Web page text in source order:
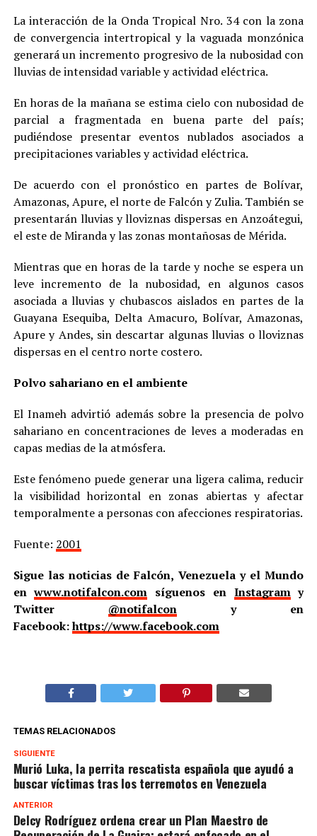
La interacción de la Onda Tropical Nro. 34 con la zona
de convergencia intertropical y la vaguada monzónica
generará un incremento progresivo de la nubosidad con
lluvias de intensidad variable y actividad eléctrica.
En horas de la mañana se estima cielo con nubosidad de
parcial a fragmentada en buena parte del país;
pudiéndose presentar eventos nublados asociados a
precipitaciones variables y actividad eléctrica.
De acuerdo con el pronóstico en partes de Bolívar,
Amazonas, Apure, el norte de Falcón y Zulia. También se
presentarán lluvias y lloviznas dispersas en Anzoátegui,
el este de Miranda y las zonas montañosas de Mérida.
Mientras que en horas de la tarde y noche se espera un
leve incremento de la nubosidad, en algunos casos
asociada a lluvias y chubascos aislados en partes de la
Guayana Esequiba, Delta Amacuro, Bolívar, Amazonas,
Apure y Andes, sin descartar algunas lluvias o lloviznas
dispersas en el centro norte costero.
Polvo sahariano en el ambiente
El Inameh advirtió además sobre la presencia de polvo
sahariano en concentraciones de leves a moderadas en
capas medias de la atmósfera.
Este fenómeno puede generar una ligera calima, reducir
la visibilidad horizontal en zonas abiertas y afectar
temporalmente a personas con afecciones respiratorias.
Fuente: 2001
Sigue las noticias de Falcón, Venezuela y el Mundo
enwww.notifalcon.com síguenos en Instagramy
Twitter @notifalcony en
Facebook:https://www.facebook.com
TEMAS RELACIONADOS
SIGUIENTE
Murió Luka, la perrita rescatista española que ayudó a
buscar víctimas tras los terremotos en Venezuela
ANTERIOR
Delcy Rodríguez ordena crear un Plan Maestro de